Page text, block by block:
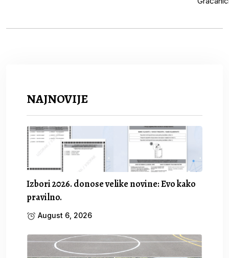
NAJNOVIJE
Izbori 2026. donose velike novine: Evo kako
pravilno.
August 6, 2026